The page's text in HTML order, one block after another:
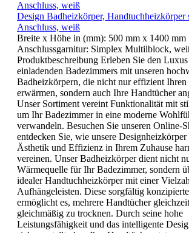
Design Badheizkörper, Handtuchheizkörper
Anschluss, weiß
Breite x Höhe in (mm): 500 mm x 1400 mm
Anschlussgarnitur: Simplex Multilblock,
Produktbeschreibung Erleben Sie den
einladenden Badezimmers mit unseren
Badheizkörpern, die nicht nur effizient Ihren
erwärmen, sondern auch Ihre Handtücher
Unser Sortiment vereint Funktionalität mit
um Ihr Badezimmer in eine moderne
verwandeln. Besuchen Sie unseren Online-
entdecken Sie, wie unsere
Ästhetik und Effizienz in Ihrem Zuhause
vereinen. Unser Badheizkörper dient nicht
Wärmequelle für Ihr Badezimmer, sondern
idealer Handtuchheizkörper mit einer
Aufhängeleisten. Diese sorgfältig
ermöglicht es, mehrere Handtücher
gleichmäßig zu trocknen. Durch seine hohe
Leistungsfähigkeit und das intelligente